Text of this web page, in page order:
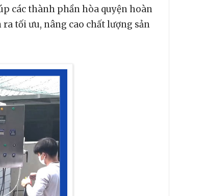
các thành phần hòa quyện hoàn
tối ưu, nâng cao chất lượng sản